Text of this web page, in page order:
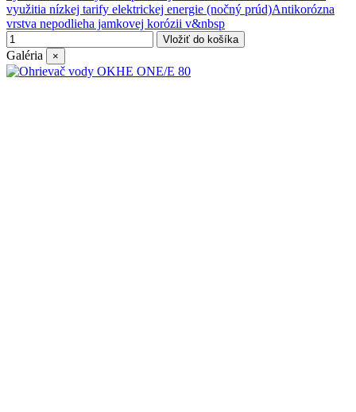
využitia nízkej tarify elektrickej energie (nočný prúd)Antikorózna
vrstva nepodlieha jamkovej korózii v&nbsp
Vložiť do košíka
Galéria ×